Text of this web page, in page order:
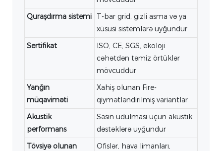
Quraşdırma sistemi
T-bar grid, gizli asma və ya
xüsusi sistemlərə uyğundur
Sertifikat
ISO, CE, SGS, ekoloji
cəhətdən təmiz örtüklər
mövcuddur
Yanğın
müqaviməti
Xahiş olunan Fire-
qiymətləndirilmiş variantlar
Akustik
performans
Səsin udulması üçün akustik
dəstəklərə uyğundur
Tövsiyə olunan
Ofislər, hava limanları,